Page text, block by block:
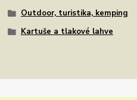
Outdoor, turistika, kemping
Kartuše a tlakové lahve